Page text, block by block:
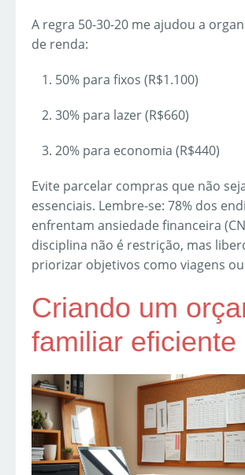
A regra 50-30-20 me ajudou a
de renda:
50% para fixos (R$1.100)
30% para lazer (R$660)
20% para economia (R$440)
Evite parcelar compras que não
essenciais. Lembre-se: 78% dos
enfrentam ansiedade financeira
disciplina não é restrição, mas
priorizar objetivos como viagens
Criando um
familiar eficiente